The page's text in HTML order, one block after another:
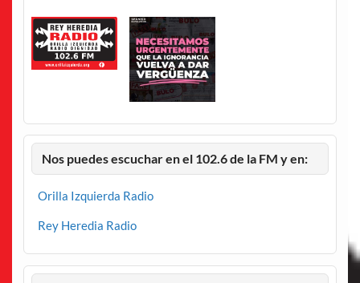
Nos puedes escuchar en el 102.6 de la FM y en:
Orilla Izquierda Radio
Rey Heredia Radio